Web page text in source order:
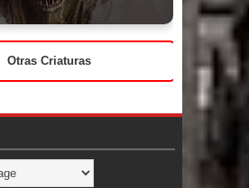
Otras Criaturas